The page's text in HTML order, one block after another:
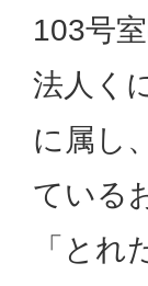
103号
法人く
に属し
ている
「と